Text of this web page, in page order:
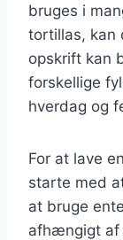
bruges i
tortillas, kan
opskrift kan
forskellige
hverdag og
For at lave
starte med
at bruge
afhængigt af